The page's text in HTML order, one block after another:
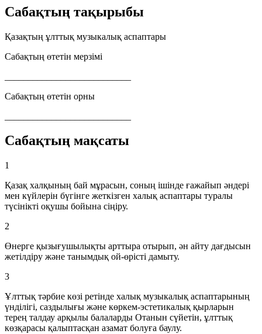
Сабақтың тақырыбы
Қазақтың ұлттық музыкалық аспаптары
Сабақтың өтетін мерзімі
Сабақтың өтетін орны
Сабақтың мақсаты
1
Қазақ халқының бай мұрасын, соның ішінде ғажайып әндері
мен күйлерін бүгінге жеткізген халық аспаптары туралы
түсінікті оқушы бойына сіңіру.
2
Өнерге қызығушылықты арттыра отырып, ән айту дағдысын
жетілдіру және танымдық ой-өрісті дамыту.
3
Ұлттық тәрбие көзі ретінде халық музыкалық аспаптарының
үнділігі, саздылығы және көркем-эстетикалық қырларын
терең талдау арқылы балаларды Отанын сүйетін, ұлттық
көзқарасы қалыптасқан азамат болуға баулу.